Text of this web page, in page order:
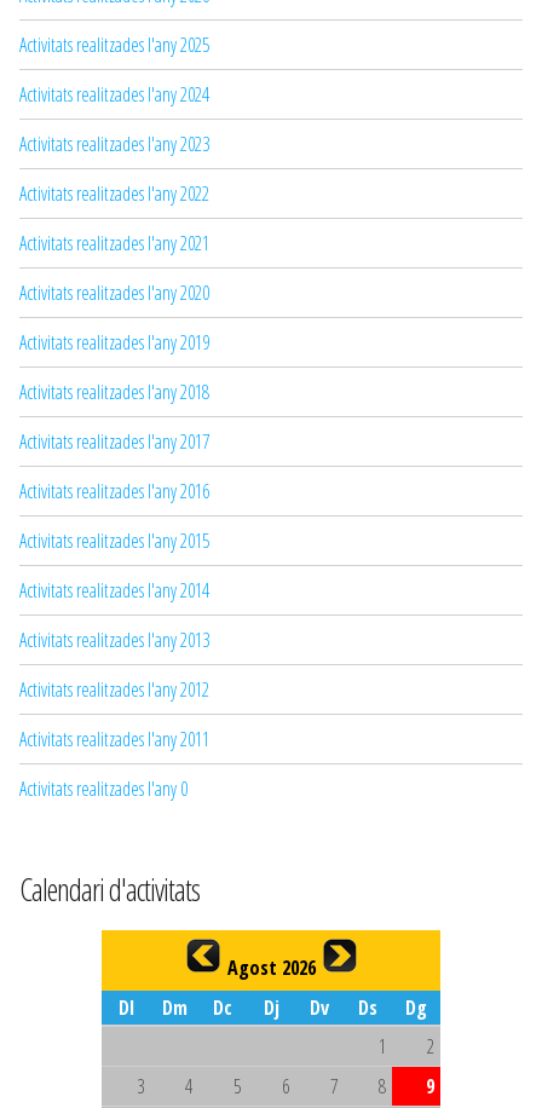
Activitats realitzades l'any 2025
Activitats realitzades l'any 2024
Activitats realitzades l'any 2023
Activitats realitzades l'any 2022
Activitats realitzades l'any 2021
Activitats realitzades l'any 2020
Activitats realitzades l'any 2019
Activitats realitzades l'any 2018
Activitats realitzades l'any 2017
Activitats realitzades l'any 2016
Activitats realitzades l'any 2015
Activitats realitzades l'any 2014
Activitats realitzades l'any 2013
Activitats realitzades l'any 2012
Activitats realitzades l'any 2011
Activitats realitzades l'any 0
Calendari d'activitats
Agost 2026
Dl
Dm Dc Dj Dv Ds
Dg
1
2
3
4 5 6 7 8
9